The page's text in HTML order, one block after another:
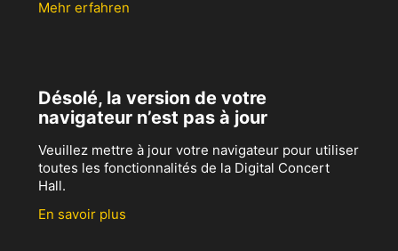
Mehr erfahren
Désolé, la version de votre
navigateur n’est pas à jour
Veuillez mettre à jour votre navigateur pour utiliser
toutes les fonctionnalités de la Digital Concert
Hall.
En savoir plus